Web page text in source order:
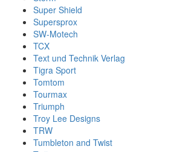
Super Shield
Supersprox
SW-Motech
TCX
Text und Technik Verlag
Tigra Sport
Tomtom
Tourmax
Triumph
Troy Lee Designs
TRW
Tumbleton and Twist